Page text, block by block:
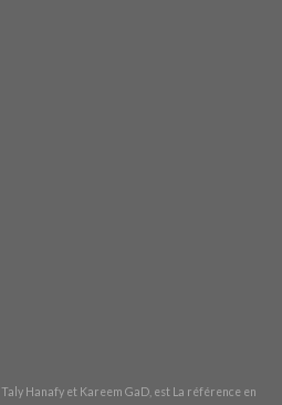
Taly Hanafy et Kareem GaD , est La référence en